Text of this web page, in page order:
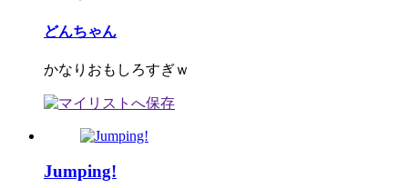
どんちゃん
かなりおもしろすぎｗ
Jumping!